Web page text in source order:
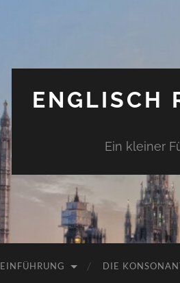
ENGLISCH
Ein kleiner
EINFÜHRUNG DIE